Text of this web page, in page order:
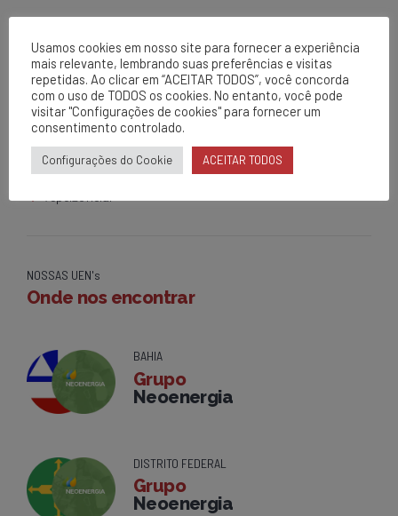
EPCL
Matriz
Av. Centenário, 1420
Brumado - BA
0800 284 2269
contato@epcl.com.br
NOSSAS UEN's
Onde nos encontrar
BAHIA
Grupo
Neoenergia
DISTRITO FEDERAL
Grupo
Neoenergia
Usamos cookies em nosso site para fornecer a experiência
mais relevante, lembrando suas preferências e visitas
repetidas. Ao clicar em “ACEITAR TODOS”, você concorda
com o uso de TODOS os cookies. No entanto, você pode
visitar "Configurações de cookies" para fornecer um
consentimento controlado.
Configurações do Cookie ACEITAR TODOS